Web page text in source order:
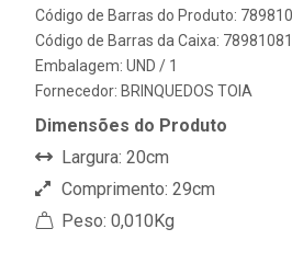
Código de Barras do Produto:
Código de Barras da Caixa:
Embalagem: UND / 1
Fornecedor: BRINQUEDOS TOIA
Dimensões do Produto
Largura: 20cm
Comprimento: 29cm
Peso: 0,010Kg